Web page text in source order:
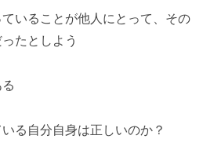
いることが他人にとって、その
たとしよう
る自分自身は正しいのか？